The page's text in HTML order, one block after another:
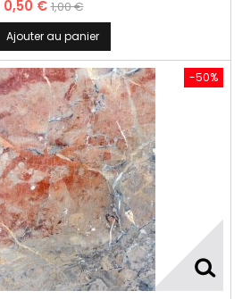
0,50 €1,00 €
Ajouter au panier
-50%